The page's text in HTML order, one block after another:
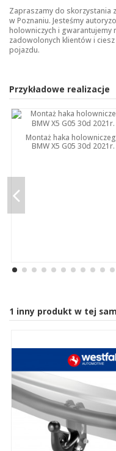
Zapraszamy do skorzystania
w Poznaniu. Jesteśmy
holowniczych i gwarantujemy
zadowolonych klientów i
pojazdu.
Przykładowe realizacje
Montaż haka
BMW X5 G05 30d 2021r.
1 inny produkt w tej